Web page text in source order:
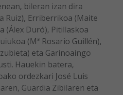
bileran izan dira
Ruiz), Erriberrikoa (Maite
(Álex Duró), Pitillaskoa
(Mª Rosario Guillén),
eta Garinoaingo
Hauekin batera,
ordezkari José Luis
Guardia Zibilaren eta